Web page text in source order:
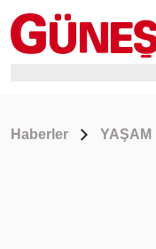
Haberler YAŞAM